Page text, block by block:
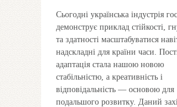
Сьогодні українська індустрія
демонструє приклад стійкості,
та здатності масштабуватися
надскладні для країни часи.
адаптація стала нашою новою
стабільністю, а креативність і
відповідальність — основою для
подальшого розвитку. Даний